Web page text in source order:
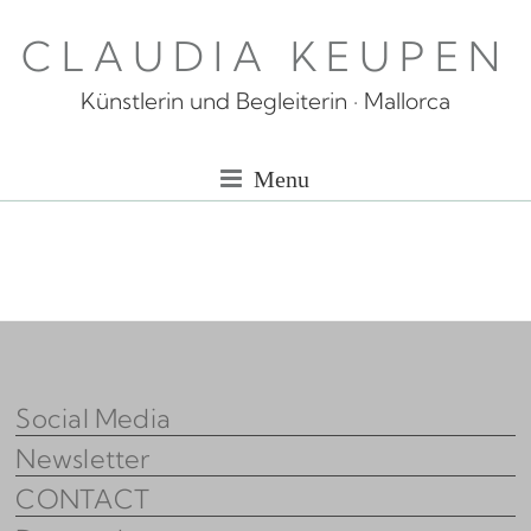
content
CLAUDIA KEUPEN
Künstlerin und Begleiterin · Mallorca
Menu
Social Media
Newsletter
CONTACT